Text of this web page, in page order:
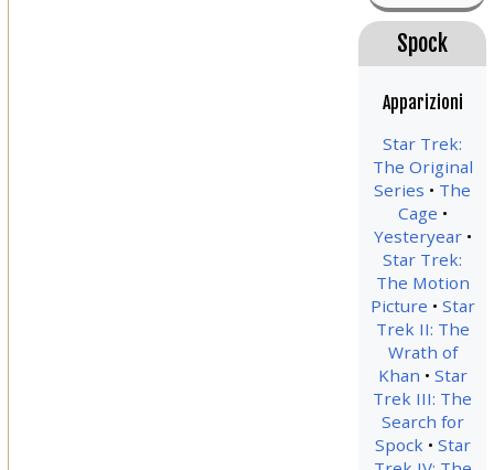
Spock
Apparizioni
Star Trek:
The Original
Series
The
Cage
Yesteryear
Star Trek:
The Motion
Picture
Star
Trek II: The
Wrath of
Khan
Star
Trek III: The
Search for
Spock
Star